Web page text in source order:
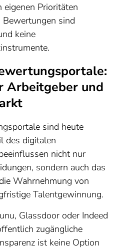
eigenen Prioritäten
Bewertungen sind
keine
Arbeitgeber und
sind heute
des digitalen
nicht nur
sondern auch das
Wahrnehmung von
Talentgewinnung.
Glassdoor oder Indeed
zugängliche
ist keine Option